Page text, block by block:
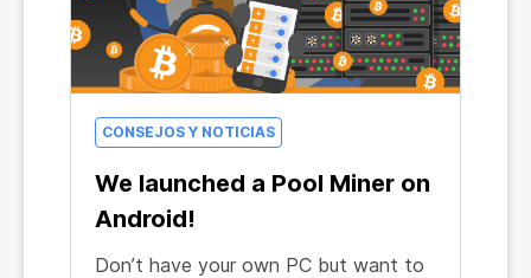
CONSEJOS Y NOTICIAS
We launched a Pool Miner on
Android!
Don’t have your own PC but want to